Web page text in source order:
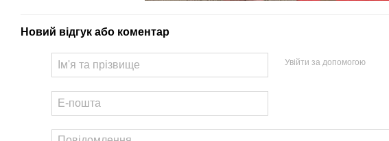
Новий відгук або коментар
Увійти за допомогою